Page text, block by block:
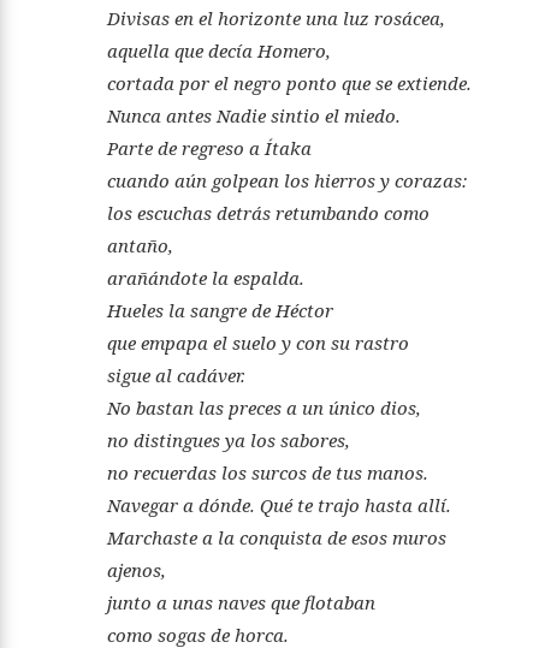
Divisas en el horizonte una luz rosácea,
aquella que decía Homero,
cortada por el negro ponto que se extiende.
Nunca antes Nadie sintio el miedo.
Parte de regreso a Ítaka
cuando aún golpean los hierros y corazas:
los escuchas detrás retumbando como
antaño,
arañándote la espalda.
Hueles la sangre de Héctor
que empapa el suelo y con su rastro
sigue al cadáver.
No bastan las preces a un único dios,
no distingues ya los sabores,
no recuerdas los surcos de tus manos.
Navegar a dónde. Qué te trajo hasta allí.
Marchaste a la conquista de esos muros
ajenos,
junto a unas naves que flotaban
como sogas de horca.